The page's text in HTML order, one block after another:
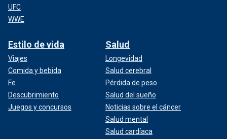
UFC
WWE
Estilo de vida
Viajes
Comida y bebida
Fe
Descubrimiento
Juegos y concursos
Salud
Longevidad
Salud cerebral
Pérdida de peso
Salud del sueño
Noticias sobre el cáncer
Salud mental
Salud cardíaca